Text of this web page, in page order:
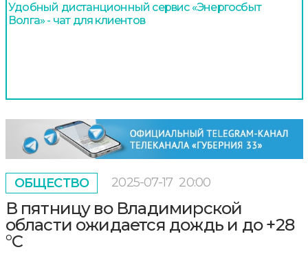
Удобный дистанционный сервис «Энергосбыт
Волга» - чат для клиентов
ОБЩЕСТВО 2025-07-17 20:00
В пятницу во Владимирской
области ожидается дождь и до +28
°С